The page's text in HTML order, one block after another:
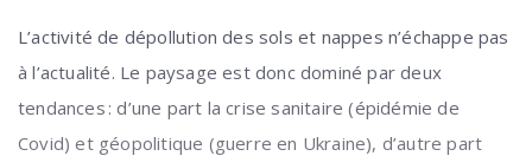
L’activité de dépollution des sols et nappes n’échappe pas
à l’actualité. Le paysage est donc dominé par deux
tendances : d’une part la crise sanitaire (épidémie de
Covid) et géopolitique (guerre en Ukraine), d’autre part